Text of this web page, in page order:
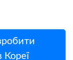
Кореї